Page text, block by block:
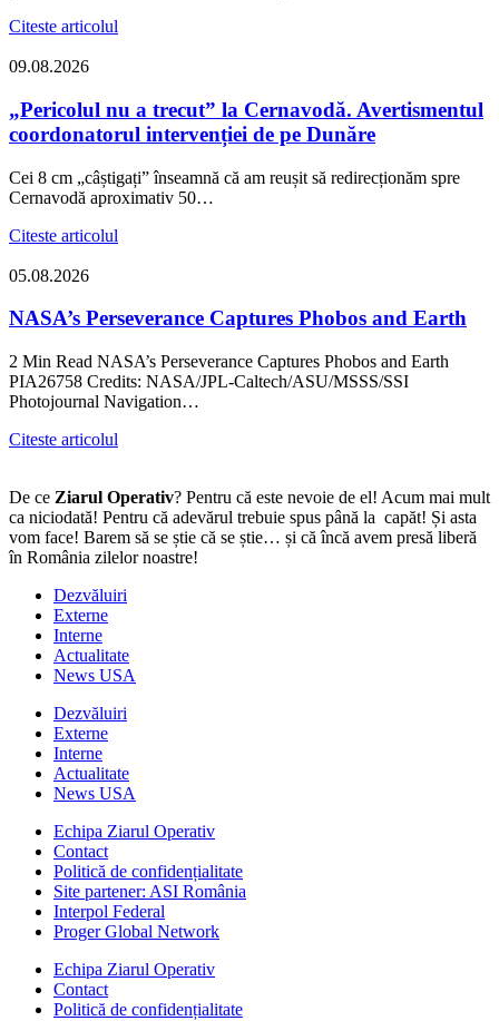
Citeste articolul
09.08.2026
„Pericolul nu a trecut” la Cernavodă. Avertismentul
coordonatorul intervenției de pe Dunăre
Cei 8 cm „câștigați” înseamnă că am reușit să redirecționăm spre
Cernavodă aproximativ 50…
Citeste articolul
05.08.2026
NASA’s Perseverance Captures Phobos and Earth
2 Min Read NASA’s Perseverance Captures Phobos and Earth
PIA26758 Credits: NASA/JPL-Caltech/ASU/MSSS/SSI
Photojournal Navigation…
Citeste articolul
De ce Ziarul Operativ? Pentru că este nevoie de el! Acum mai mult
ca niciodată! Pentru că adevărul trebuie spus până la capăt! Și asta
vom face! Barem să se știe că se știe… și că încă avem presă liberă
în România zilelor noastre!
Dezvăluiri
Externe
Interne
Actualitate
News USA
Dezvăluiri
Externe
Interne
Actualitate
News USA
Echipa Ziarul Operativ
Contact
Politică de confidențialitate
Site partener: ASI România
Interpol Federal
Proger Global Network
Echipa Ziarul Operativ
Contact
Politică de confidențialitate